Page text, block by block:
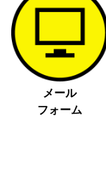
メール
フォーム